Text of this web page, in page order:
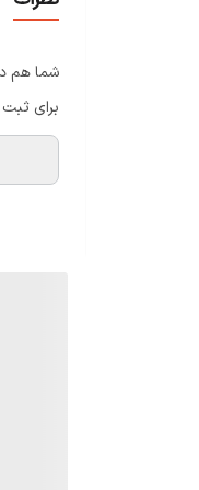
شما هم
برای